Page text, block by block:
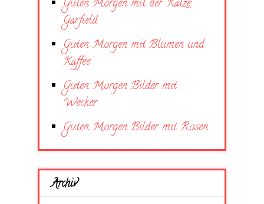
Guten Morgen mit der Katze
Garfield
Guten Morgen mit Blumen und
Kaffee
Guten Morgen Bilder mit
Wecker
Guten Morgen Bilder mit Rosen
Archiv